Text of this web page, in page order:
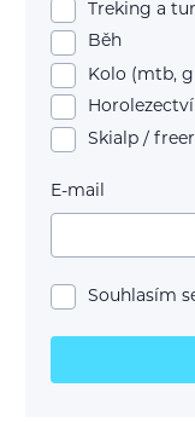
Treking a
Běh
Kolo (mtb,
Horolezectví
Skialp /
E-mail
Souhlasím